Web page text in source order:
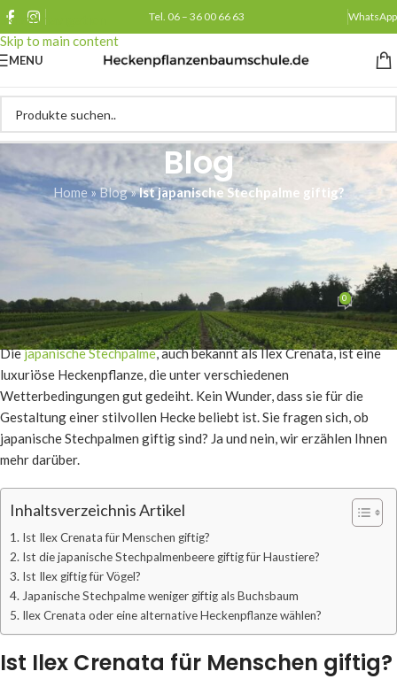
Skip to navigation
Skip to main content
Tel. 06 – 36 00 66 63 WhatsApp
MENU
Blog
Home»Blog»Ist japanische Stechpalme giftig?
ALLGEMEINES
Ist japanische Stechpalme
giftig?
Heckenpflanzenbaumschule.deAm 02/02/2026 0
Diejapanische Stechpalme, auch bekannt als Ilex Crenata, ist eine
luxuriöse Heckenpflanze, die unter verschiedenen
Wetterbedingungen gut gedeiht. Kein Wunder, dass sie für die
Gestaltung einer stilvollen Hecke beliebt ist. Sie fragen sich, ob
japanische Stechpalmen giftig sind? Ja und nein, wir erzählen Ihnen
mehr darüber.
Inhaltsverzeichnis Artikel
Ist Ilex Crenata für Menschen giftig?
Ist die japanische Stechpalmenbeere giftig für Haustiere?
Ist Ilex giftig für Vögel?
Japanische Stechpalme weniger giftig als Buchsbaum
Ilex Crenata oder eine alternative Heckenpflanze wählen?
Ist Ilex Crenata für Menschen giftig?